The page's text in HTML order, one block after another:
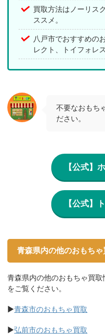
買取方法はノーリス
ススメ。
八戸市でおすすめの
レクト、トイフォレ
不要なおもち
ださい。
【公式】
【公式】
青森県内の他のおもちゃ
青森県内の他のおもちゃ買
をご覧ください。
▶青森市のおもちゃ買取
▶弘前市のおもちゃ買取